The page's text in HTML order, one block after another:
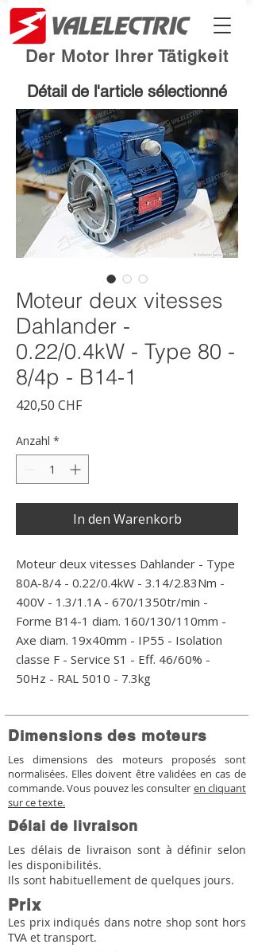
Der Motor Ihrer Tätigkeit
Détail de l'article sélectionné
Moteur deux vitesses
Dahlander -
0.22/0.4kW - Type 80 -
8/4p - B14-1
420,50 CHFPreis
Anzahl *
In den Warenkorb
Moteur deux vitesses Dahlander - Type
80A-8/4 - 0.22/0.4kW - 3.14/2.83Nm -
400V - 1.3/1.1A - 670/1350tr/min -
Forme B14-1 diam. 160/130/110mm -
Axe diam. 19x40mm - IP55 - Isolation
classe F - Service S1 - Eff. 46/60% -
50Hz - RAL 5010 - 7.3kg
Dimensions des moteurs
Les dimensions des moteurs proposés sont
normalisées. Elles doivent être validées en cas de
commande. Vous pouvez les consulter en cliquant
sur ce texte.
Délai de livraison
Les délais de livraison sont à définir selon
les disponibilités.
Ils sont habituellement de quelques jours.
Prix
Les prix indiqués dans notre shop sont hors
TVA et transport.